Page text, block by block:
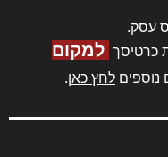
עסק.
כרטיסך למקום
נוספים לחץ כאן.